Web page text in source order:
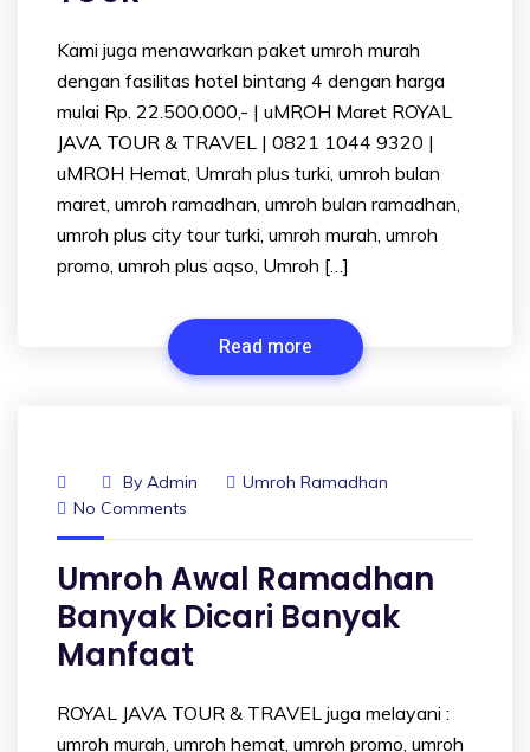
Kami juga menawarkan paket umroh murah
dengan fasilitas hotel bintang 4 dengan harga
mulai Rp. 22.500.000,- | uMROH Maret ROYAL
JAVA TOUR & TRAVEL | 0821 1044 9320 |
uMROH Hemat, Umrah plus turki, umroh bulan
maret, umroh ramadhan, umroh bulan ramadhan,
umroh plus city tour turki, umroh murah, umroh
promo, umroh plus aqso, Umroh […]
Read more
By Admin
Umroh Ramadhan
No Comments
Umroh Awal Ramadhan
Banyak Dicari Banyak
Manfaat
ROYAL JAVA TOUR & TRAVEL juga melayani :
umroh murah, umroh hemat, umroh promo, umroh